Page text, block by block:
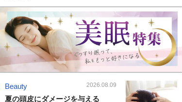
Beauty 2026.08.09
夏の頭皮にダメージを与える